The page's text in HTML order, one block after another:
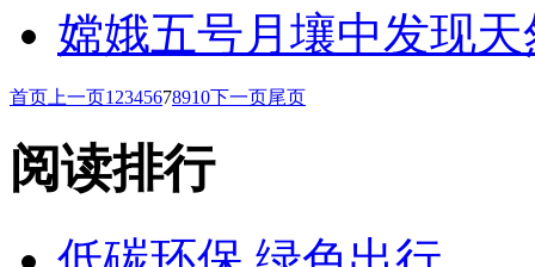
嫦娥五号月壤中发现
首页 上一页1 2345678910下一页尾页
阅读排行